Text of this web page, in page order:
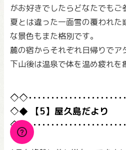
がお好きでしたらどなたでもご
夏とは違った一面雪の覆われた
な景色もまた格別です。
麓の宿からそれぞれ日帰りでア
下山後は温泉で体を温め疲れを
【5】屋久島だより